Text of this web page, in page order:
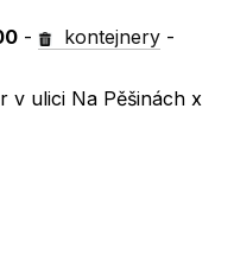
- kontejnery -
v ulici Na Pěšinách x